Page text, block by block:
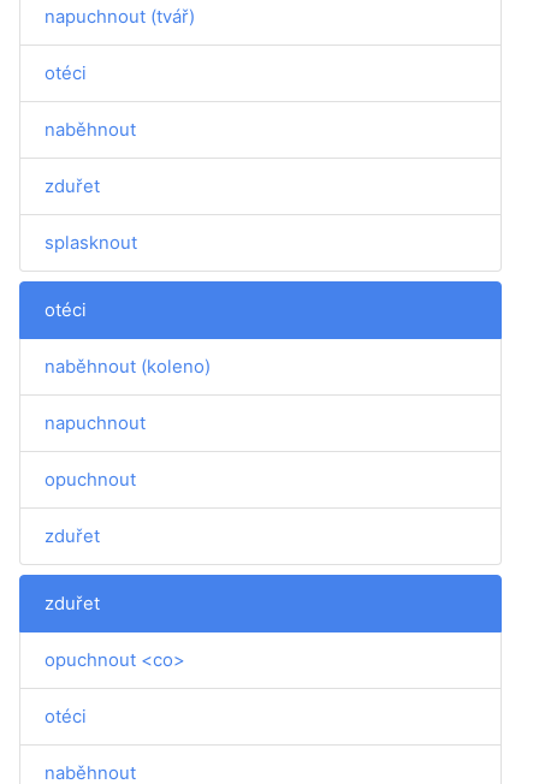
napuchnout (tvář)
otéci
naběhnout
zduřet
splasknout
otéci
naběhnout (koleno)
napuchnout
opuchnout
zduřet
zduřet
opuchnout <co>
otéci
naběhnout